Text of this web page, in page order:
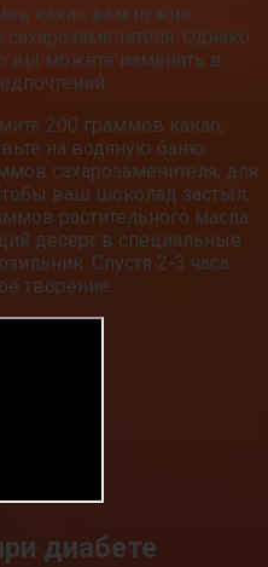
какао вам нужно
Однако
вы можете изменять в
200 граммов какао,
на водяную баню.
сахарозаменителя, для
ваш шоколад застыл,
растительного масла.
десерт в специальные
Спустя 2-3 часа
творение.
диабете